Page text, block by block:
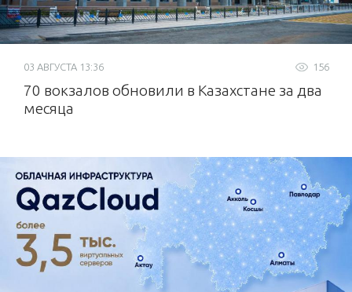
156
03 АВГУСТА 13:36
70 вокзалов обновили в Казахстане за два
месяца